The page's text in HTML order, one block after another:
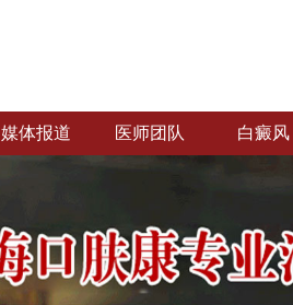
媒体报道 医师团队 白癜风